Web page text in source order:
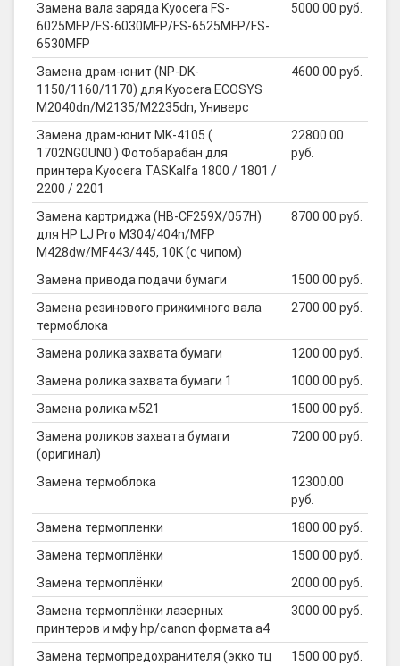
Замена вала заряда Kyocera FS-
6025MFP/FS-6030MFP/FS-6525MFP/FS-
6530MFP
5000.00 руб.
Замена драм-юнит (NP-DK-
1150/1160/1170) для Kyocera ECOSYS
M2040dn/M2135/M2235dn, Универс
4600.00 руб.
Замена драм-юнит MK-4105 (
1702NG0UN0 ) Фотобарабан для
принтера Kyocera TASKalfa 1800 / 1801 /
2200 / 2201
22800.00
руб.
Замена картриджа (HB-CF259X/057H)
для HP LJ Pro M304/404n/MFP
M428dw/MF443/445, 10K (с чипом)
8700.00 руб.
Замена привода подачи бумаги
1500.00 руб.
Замена резинового прижимного вала
термоблока
2700.00 руб.
Замена ролика захвата бумаги
1200.00 руб.
Замена ролика захвата бумаги 1
1000.00 руб.
Замена ролика м521
1500.00 руб.
Замена роликов захвата бумаги
(оригинал)
7200.00 руб.
Замена термоблока
12300.00
руб.
Замена термопленки
1800.00 руб.
Замена термоплёнки
1500.00 руб.
Замена термоплёнки
2000.00 руб.
Замена термоплёнки лазерных
принтеров и мфу hp/canon формата а4
3000.00 руб.
Замена термопредохранителя (экко тц
1500.00 руб.